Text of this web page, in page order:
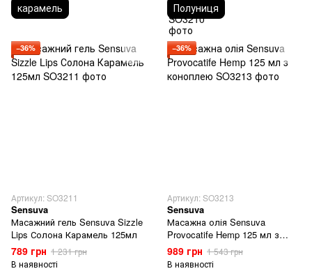
карамель Полуниця
−36%
Артикул: SO3211
Sensuva
Масажний гель Sensuva Sizzle
Lips Солона Карамель 125мл
789 грн 1 231 грн
В наявності
−36%
Артикул: SO3213
Sensuva
Масажна олія Sensuva
Provocatife Hemp 125 мл з
коноплею
989 грн 1 543 грн
В наявності